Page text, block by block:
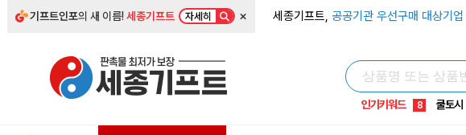
기프트인포의 새 이름!세종기프트 자세히 × 세종기프트, 공공기관 우선구매 대상기업
인기키워드
5 키캡
8 쿨토시
9 넥쿨러